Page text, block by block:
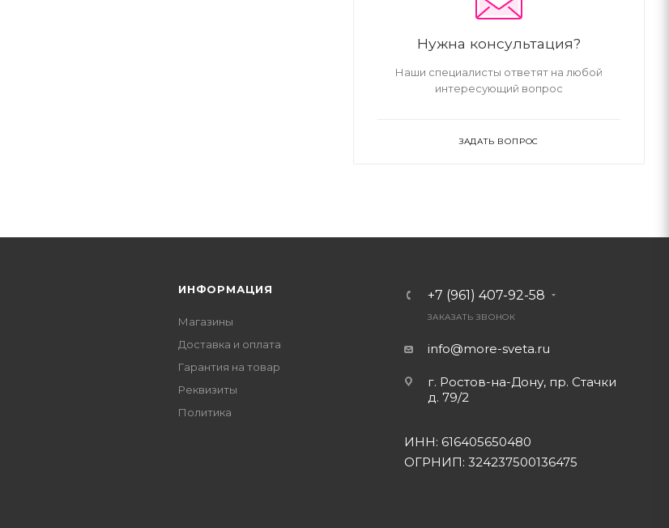
Нужна консультация?
Наши специалисты ответят на любой
интересующий вопрос
ЗАДАТЬ ВОПРОС
ИНФОРМАЦИЯ
Магазины
Доставка и оплата
Гарантия на товар
Реквизиты
Политика
+7 (961) 407-92-58
ЗАКАЗАТЬ ЗВОНОК
info@more-sveta.ru
г. Ростов-на-Дону, пр. Стачки
д. 79/2
ИНН: 616405650480
ОГРНИП: 324237500136475